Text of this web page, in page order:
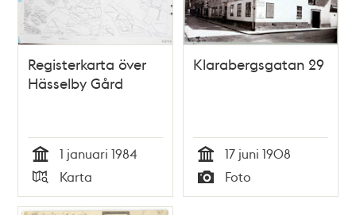
Registerkarta över
Hässelby Gård
Tid
1 januari 1984
Typ
Karta
Klarabergsgatan 29
Tid
17 juni 1908
Typ
Foto